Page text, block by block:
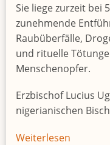
Sie liege zurzeit bei
zunehmende
Raubüberfälle,
und rituelle
Menschenopfer.
Erzbischof Lucius
nigerianischen
Weiterlesen